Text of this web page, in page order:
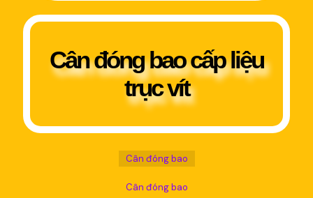
Cân đóng bao cấp liệu
trục vít
Cân đóng bao
Cân đóng bao